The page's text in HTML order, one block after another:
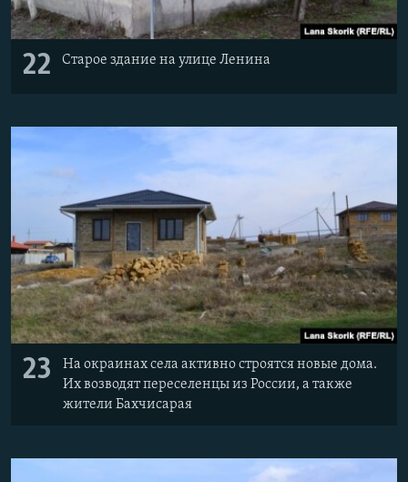
22 Старое здание на улице Ленина
23
На окраинах села активно строятся новые дома.
Их возводят переселенцы из России, а также
жители Бахчисарая